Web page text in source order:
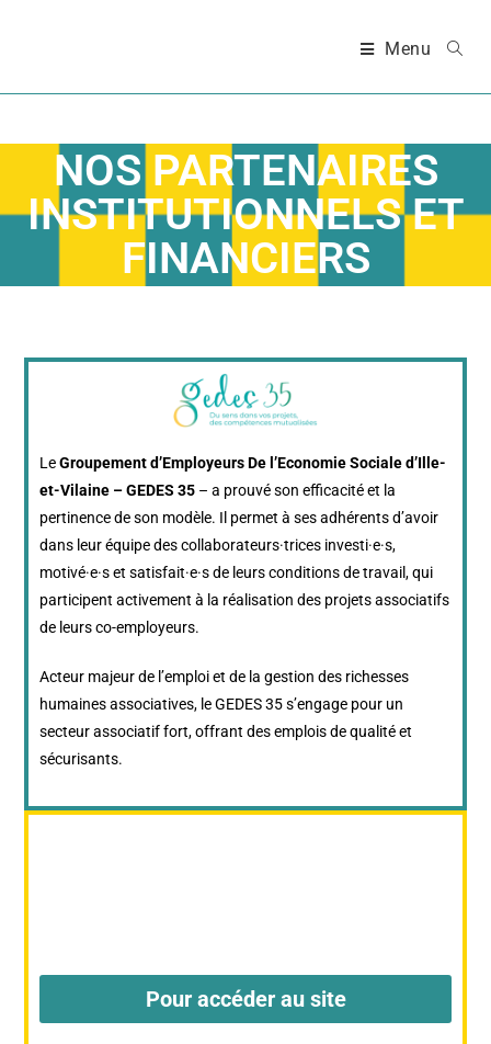
Menu
NOS PARTENAIRES
INSTITUTIONNELS ET
FINANCIERS
LeGroupement d’Employeurs De l’Economie Sociale d’Ille-
et-Vilaine – GEDES 35 – a prouvé son efficacité et la
pertinence de son modèle. Il permet à ses adhérents d’avoir
dans leur équipe des collaborateurs·trices investi·e·s,
motivé·e·s et satisfait·e·s de leurs conditions de travail, qui
participent activement à la réalisation des projets associatifs
de leurs co-employeurs.
Acteur majeur de l’emploi et de la gestion des richesses
humaines associatives, le GEDES 35 s’engage pour un
secteur associatif fort, offrant des emplois de qualité et
sécurisants.
Pour accéder au site